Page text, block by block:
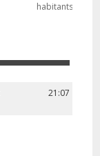
habitants.
21:07